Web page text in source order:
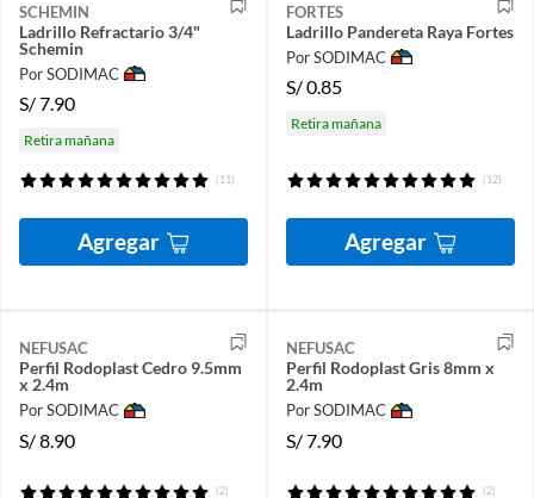
SCHEMIN
Ladrillo Refractario 3/4"
Schemin
Por SODIMAC
S/7.90
Retira mañana
(11)
Agregar
FORTES
Ladrillo Pandereta Raya Fortes
Por SODIMAC
S/0.85
Retira mañana
(12)
Agregar
NEFUSAC
Perfil Rodoplast Cedro 9.5mm
x 2.4m
Por SODIMAC
S/8.90
(2)
NEFUSAC
Perfil Rodoplast Gris 8mm x
2.4m
Por SODIMAC
S/7.90
(2)